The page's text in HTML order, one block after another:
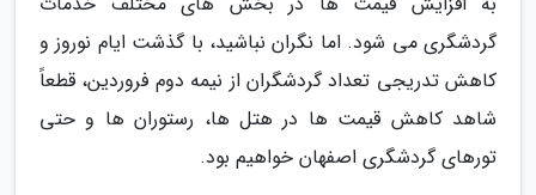
گردشگری می شود. اما نگران نباشید، با گذشت ایام نوروز و
کاهش تدریجی تعداد گردشگران از نیمه دوم فروردین، قطعاً
شاهد کاهش قیمت ها در هتل ها، رستوران ها و حتی
تورهای گردشگری اصفهان خواهیم بود.